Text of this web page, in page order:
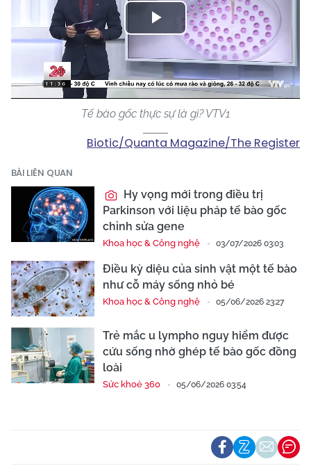
Play
Video
Tế bào gốc thực sự là gì? VTV1
Biotic/Quanta Magazine/The Register
BÀI LIÊN QUAN
Hy vọng mới trong điều trị
Parkinson với liệu pháp tế bào gốc
chỉnh sửa gene
Khoa học & Công nghệ 03/07/2026 03:03
Điều kỳ diệu của sinh vật một tế bào
như cỗ máy sống nhỏ bé
Khoa học & Công nghệ 05/06/2026 23:27
Trẻ mắc u lympho nguy hiểm được
cứu sống nhờ ghép tế bào gốc đồng
loài
Sức khoẻ 360 05/06/2026 03:54